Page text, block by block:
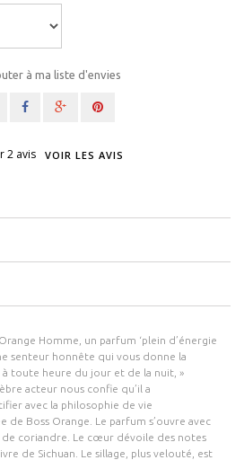
à ma liste d'envies
2 avis VOIR LES AVIS
Homme, un parfum ‘plein d’énergie
senteur honnête qui vous donne la
à toute heure du jour et de la nuit, »
acteur nous confie qu’il a
avec la philosophie de vie
de Boss Orange. Le parfum s’ouvre avec
de coriandre. Le cœur dévoile des notes
de Sichuan. Le sillage, plus velouté, est